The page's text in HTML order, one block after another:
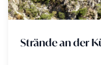
Strände an der